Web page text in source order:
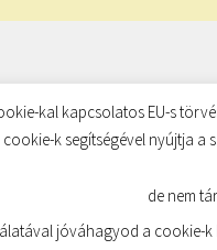
kal kapcsolatos EU-s
k segítségével nyújtja
de nem
jóváhagyod a cookie-